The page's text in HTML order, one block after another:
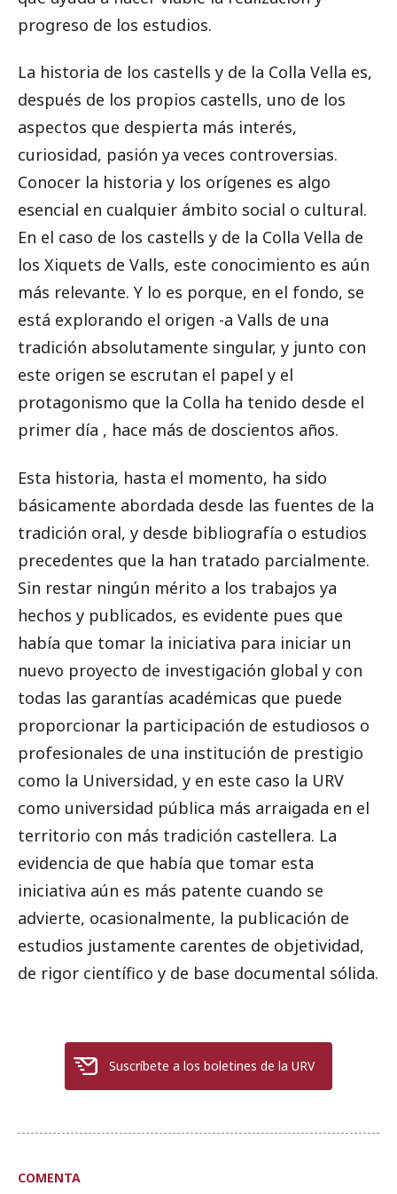
progreso de los estudios.
La historia de los castells y de la Colla Vella es,
después de los propios castells, uno de los
aspectos que despierta más interés,
curiosidad, pasión ya veces controversias.
Conocer la historia y los orígenes es algo
esencial en cualquier ámbito social o cultural.
En el caso de los castells y de la Colla Vella de
los Xiquets de Valls, este conocimiento es aún
más relevante. Y lo es porque, en el fondo, se
está explorando el origen -a Valls de una
tradición absolutamente singular, y junto con
este origen se escrutan el papel y el
protagonismo que la Colla ha tenido desde el
primer día , hace más de doscientos años.
Esta historia, hasta el momento, ha sido
básicamente abordada desde las fuentes de la
tradición oral, y desde bibliografía o estudios
precedentes que la han tratado parcialmente.
Sin restar ningún mérito a los trabajos ya
hechos y publicados, es evidente pues que
había que tomar la iniciativa para iniciar un
nuevo proyecto de investigación global y con
todas las garantías académicas que puede
proporcionar la participación de estudiosos o
profesionales de una institución de prestigio
como la Universidad, y en este caso la URV
como universidad pública más arraigada en el
territorio con más tradición castellera. La
evidencia de que había que tomar esta
iniciativa aún es más patente cuando se
advierte, ocasionalmente, la publicación de
estudios justamente carentes de objetividad,
de rigor científico y de base documental sólida.
Suscríbete a los boletines de la URV
COMENTA